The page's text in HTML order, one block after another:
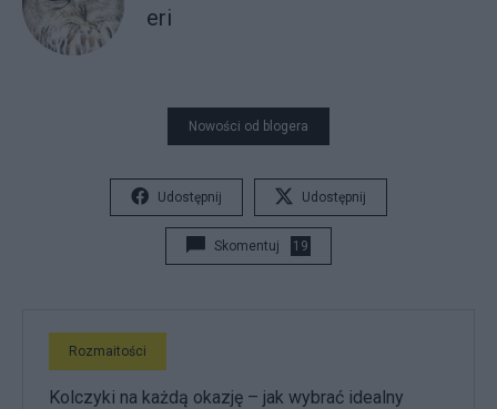
eri
Nowości od blogera
Udostępnij Udostępnij
Skomentuj 19
Rozmaitości
Kolczyki na każdą okazję – jak wybrać idealny